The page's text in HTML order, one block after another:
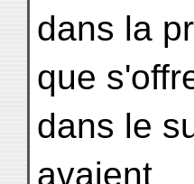
dans la
que
dans le
avaient